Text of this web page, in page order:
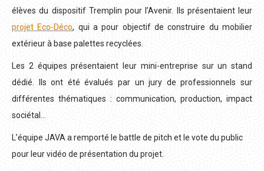
élèves du dispositif Tremplin pour l’Avenir. Ils présentaient leur
projet Eco-Déco, qui a pour objectif de construire du mobilier
extérieur à base palettes recyclées.
Les 2 équipes présentaient leur mini-entreprise sur un stand
dédié. Ils ont été évalués par un jury de professionnels sur
différentes thématiques : communication, production, impact
sociétal…
L’équipe JAVA a remporté le battle de pitch et le vote du public
pour leur vidéo de présentation du projet.